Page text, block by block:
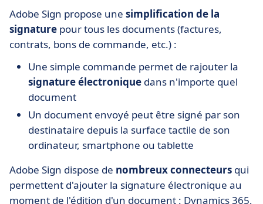
Adobe Sign propose une simplification de la
signature pour tous les documents (factures,
contrats, bons de commande, etc.) :
Une simple commande permet de rajouter la
signature électronique dans n'importe quel
document
Un document envoyé peut être signé par son
destinataire depuis la surface tactile de son
ordinateur, smartphone ou tablette
Adobe Sign dispose de nombreux connecteurs qui
permettent d'ajouter la signature électronique au
moment de l'édition d'un document : Dynamics 365,